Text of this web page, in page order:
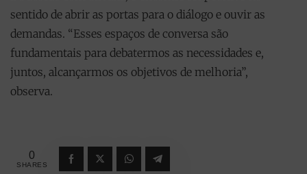
sentido de abrir as portas para o diálogo e ouvir as
demandas. “Esses espaços de conversa são
fundamentais para debatermos as necessidades e,
juntos, alcançarmos os objetivos de melhoria”,
observa.
0
SHARES